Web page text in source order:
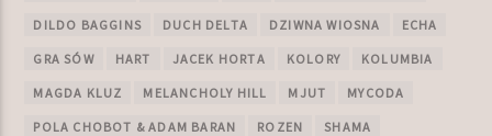
DILDO BAGGINS DUCH DELTA DZIWNA WIOSNA ECHA
GRA SÓW HART JACEK HORTA KOLORY KOLUMBIA
MAGDA KLUZ MELANCHOLY HILL MJUT MYCODA
POLA CHOBOT & ADAM BARAN ROZEN SHAMA